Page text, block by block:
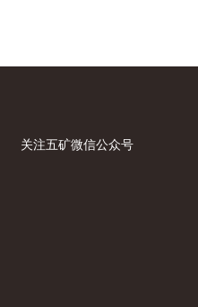
关注五矿微信公众号